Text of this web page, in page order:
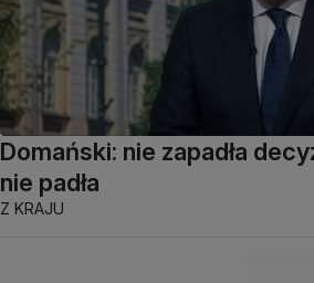
Domański: nie zapadła
nie padła
Z KRAJU